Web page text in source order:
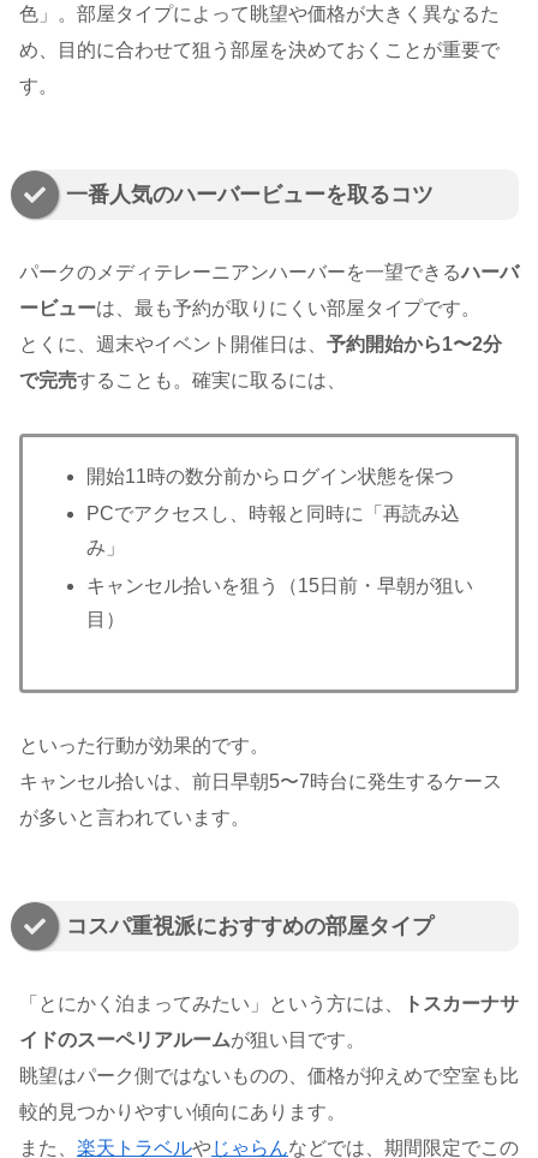
色」。部屋タイプによって眺望や価格が大きく異なるた
め、目的に合わせて狙う部屋を決めておくことが重要で
す。
一番人気のハーバービューを取るコツ
パークのメディテレーニアンハーバーを一望できるハーバ
ービューは、最も予約が取りにくい部屋タイプです。
とくに、週末やイベント開催日は、 予約開始から1〜2分
で完売することも。確実に取るには、
開始11時の数分前からログイン状態を保つ
PCでアクセスし、時報と同時に「再読み込
み」
キャンセル拾いを狙う（15日前・早朝が狙い
目）
といった行動が効果的です。
キャンセル拾いは、前日早朝5〜7時台に発生するケース
が多いと言われています。
コスパ重視派におすすめの部屋タイプ
「とにかく泊まってみたい」という方には、
トスカーナサ
イドのスーペリアルームが狙い目です。
眺望はパーク側ではないものの、価格が抑えめで空室も比
較的見つかりやすい傾向にあります。
また、 楽天トラベルやじゃらんなどでは、期間限定でこの